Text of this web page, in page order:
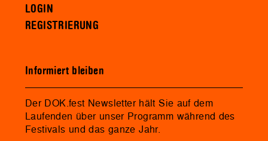
LOGIN
REGISTRIERUNG
Informiert bleiben
Der DOK.fest Newsletter hält Sie auf dem
Laufenden über unser Programm während des
Festivals und das ganze Jahr.